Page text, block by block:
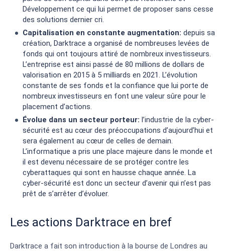
Développement ce qui lui permet de proposer sans cesse
des solutions dernier cri.
Capitalisation en constante augmentation: depuis sa
création, Darktrace a organisé de nombreuses levées de
fonds qui ont toujours attiré de nombreux investisseurs.
L’entreprise est ainsi passé de 80 millions de dollars de
valorisation en 2015 à 5 milliards en 2021. L’évolution
constante de ses fonds et la confiance que lui porte de
nombreux investisseurs en font une valeur sûre pour le
placement d’actions.
Évolue dans un secteur porteur: l’industrie de la cyber-
sécurité est au cœur des préoccupations d’aujourd’hui et
sera également au cœur de celles de demain.
L’informatique a pris une place majeure dans le monde et
il est devenu nécessaire de se protéger contre les
cyberattaques qui sont en hausse chaque année. La
cyber-sécurité est donc un secteur d’avenir qui n’est pas
prêt de s’arrêter d’évoluer.
Les actions Darktrace en bref
Darktrace a fait son introduction à la bourse de Londres au